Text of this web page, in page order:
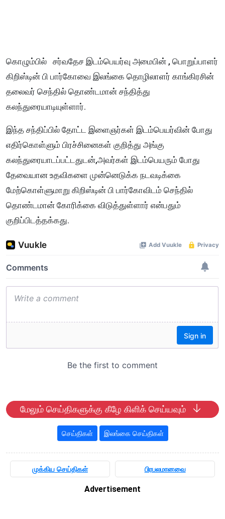
கொழும்பில் சர்வதேச இடம்பெயர்வு அமைபின் , பொறுப்பாளர்
கிறிஸ்டின் பி பார்கோவை இலங்கை தொழிலாளர் காங்கிரசின்
தலைவர் செந்தில் தொண்டமான் சந்தித்து
கலந்துரையாடியுள்ளார்.
இந்த சந்திப்பில் தோட்ட இளைஞர்கள் இடம்பெயர்வின் போது
எதிர்கொள்ளும் பிரச்சினைகள் குறித்து அங்கு
கலந்துரையாடப்பட்டதுடன்,அவர்கள் இடம்பெயரும் போது
தேவையான உதவிகளை முன்னெடுக்க நடவடிக்கை
மேற்கொள்ளுமாறு கிறிஸ்டின் பி பார்கோவிடம் செந்தில்
தொண்டமான் கோரிக்கை விடுத்துள்ளார் என்பதும்
குறிப்பிடத்தக்கது.
மேலும் செய்திகளுக்கு கீழே கிளிக் செய்யவும்
செய்திகள் இலங்கை செய்திகள்
முக்கிய செய்திகள் பிரபலமானவை
Advertisement